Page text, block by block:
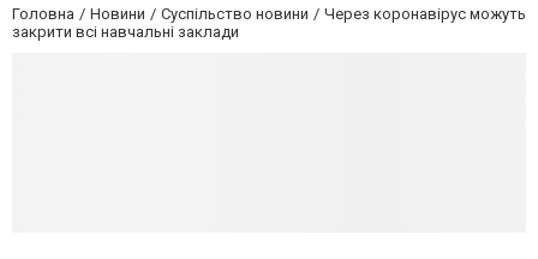
Головна Новини Суспільство новини
Через коронавірус можуть
закрити всі навчальні заклади